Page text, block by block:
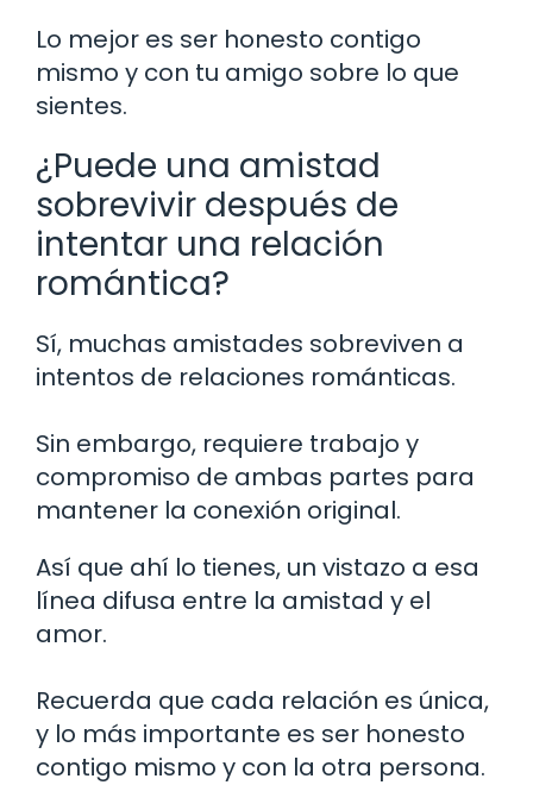
Lo mejor es ser honesto contigo
mismo y con tu amigo sobre lo que
sientes.
¿Puede una amistad
sobrevivir después de
intentar una relación
romántica?
Sí, muchas amistades sobreviven a
intentos de relaciones románticas.
Sin embargo, requiere trabajo y
compromiso de ambas partes para
mantener la conexión original.
Así que ahí lo tienes, un vistazo a esa
línea difusa entre la amistad y el
amor.
Recuerda que cada relación es única,
y lo más importante es ser honesto
contigo mismo y con la otra persona.